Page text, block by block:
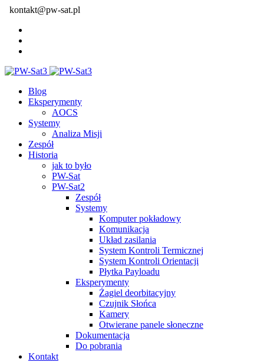
kontakt@pw-sat.pl
Blog
Eksperymenty
AOCS
Systemy
Analiza Misji
Zespół
Historia
jak to było
PW-Sat
PW-Sat2
Zespół
Systemy
Komputer pokładowy
Komunikacja
Układ zasilania
System Kontroli Termicznej
System Kontroli Orientacji
Płytka Payloadu
Eksperymenty
Żagiel deorbitacyjny
Czujnik Słońca
Kamery
Otwierane panele słoneczne
Dokumentacja
Do pobrania
Kontakt